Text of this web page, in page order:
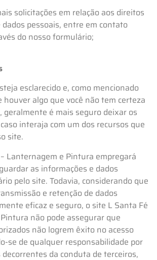
solicitações em relação aos direitos
pessoais, entre em contato
do nosso formulário;
esclarecido e, como mencionado
algo que você não tem certeza
geralmente é mais seguro deixar os
interaja com um dos recursos que
site.
Lanternagem e Pintura empregará
as informações e dados
pelo site. Todavia, considerando que
e retenção de dados
eficaz e seguro, o site L Santa Fé
não pode assegurar que
não logrem êxito no acesso
se de qualquer responsabilidade por
da conduta de terceiros,